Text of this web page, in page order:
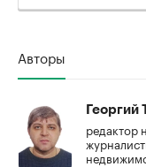
Авторы
Георгий
редактор